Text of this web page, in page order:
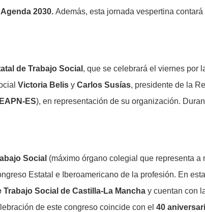
2030. Además, esta jornada vespertina
de Trabajo Social , que se celebrará el viernes por
Victoria Belis y Carlos Susías, presidente de la
EAPN-ES), en representación de su organización.
Social (máximo órgano colegial que representa
Estatal e Iberoamericano de la profesión. En
Trabajo Social de Castilla-La Mancha y cuentan con
de este congreso coincide con el 40